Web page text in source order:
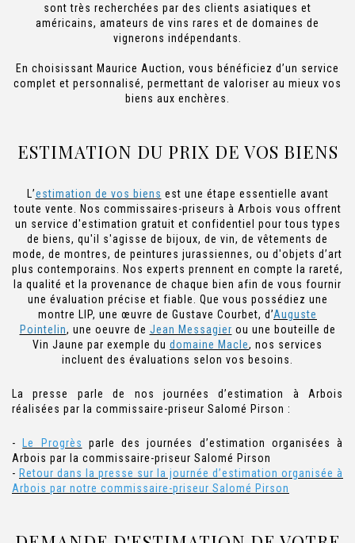
sont très recherchées par des clients asiatiques et
américains, amateurs de vins rares et de domaines de
vignerons indépendants.
En choisissant Maurice Auction, vous bénéficiez d’un service
complet et personnalisé, permettant de valoriser au mieux vos
biens aux enchères.
ESTIMATION DU PRIX DE VOS BIENS
L’estimation de vos biens est une étape essentielle avant
toute vente. Nos commissaires-priseurs à Arbois vous offrent
un service d'estimation gratuit et confidentiel pour tous types
de biens, qu'il s'agisse de bijoux, de vin, de vêtements de
mode, de montres, de peintures jurassiennes, ou d'objets d’art
plus contemporains. Nos experts prennent en compte la rareté,
la qualité et la provenance de chaque bien afin de vous fournir
une évaluation précise et fiable. Que vous possédiez une
montre LIP, une œuvre de Gustave Courbet, d’Auguste
Pointelin, une oeuvre de Jean Messagier ou une bouteille de
Vin Jaune par exemple du domaine Macle, nos services
incluent des évaluations selon vos besoins.
La presse parle de nos journées d’estimation à Arbois
réalisées par la commissaire-priseur Salomé Pirson :
-Le Progrès parle des journées d’estimation organisées à
Arbois par la commissaire-priseur Salomé Pirson
- Retour dans la presse sur la journée d’estimation organisée à
Arbois par notre commissaire-priseur Salomé Pirson